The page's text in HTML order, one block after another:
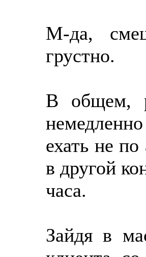
М-да,
грустно.
В общем,
ехать не
в другой
часа.
Зайдя в